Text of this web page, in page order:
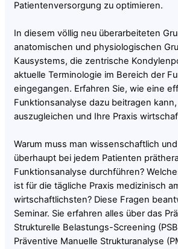
Patientenversorgung zu optimieren.
In diesem völlig neu überarbeiteten
anatomischen und physiologischen
Kausystems, die zentrische
aktuelle Terminologie im Bereich der
eingegangen. Erfahren Sie, wie eine
Funktionsanalyse dazu beitragen
auszugleichen und Ihre Praxis
Warum muss man wissenschaftlich
überhaupt bei jedem Patienten
Funktionsanalyse durchführen?
ist für die tägliche Praxis medizinisch
wirtschaftlichsten? Diese Fragen
Seminar. Sie erfahren alles über das
Strukturelle Belastungs-Screening
Präventive Manuelle Strukturanalyse